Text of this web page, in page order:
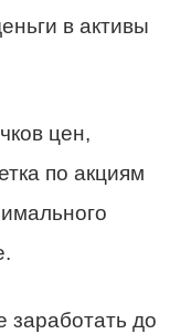
в активы
цен,
по акциям
заработать до